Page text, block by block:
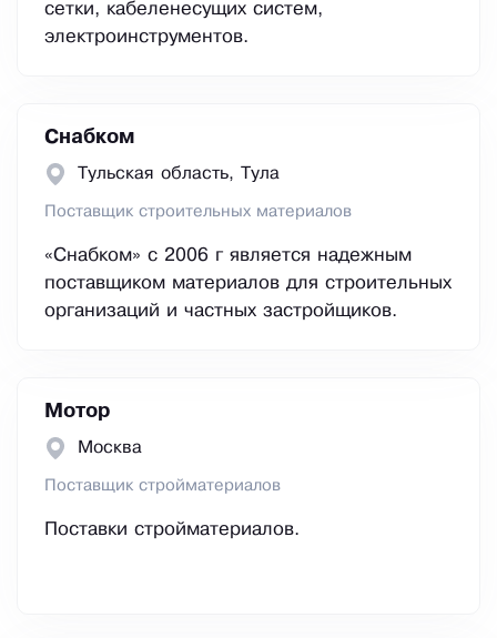
сетки, кабеленесущих систем,
электроинструментов.
Снабком
Тульская область, Тула
Поставщик строительных материалов
«Снабком» с 2006 г является надежным
поставщиком материалов для строительных
организаций и частных застройщиков.
Мотор
Москва
Поставщик стройматериалов
Поставки стройматериалов.